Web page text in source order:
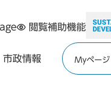
閲覧補助機能
市政情報 Myページ